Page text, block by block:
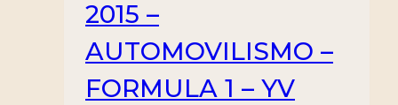
2015 –
AUTOMOVILISMO –
FORMULA 1 – YV